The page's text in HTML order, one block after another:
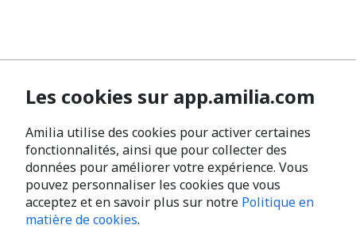
Les cookies sur app.amilia.com
Amilia utilise des cookies pour activer certaines
fonctionnalités, ainsi que pour collecter des
données pour améliorer votre expérience. Vous
pouvez personnaliser les cookies que vous
acceptez et en savoir plus sur notre Politique en
matière de cookies.